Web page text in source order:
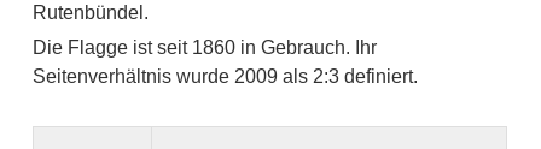
Rutenbündel.
Die Flagge ist seit 1860 in Gebrauch. Ihr
Seitenverhältnis wurde 2009 als 2:3 definiert.